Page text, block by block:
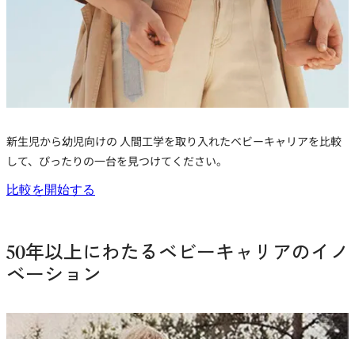
新生児から幼児向けの 人間工学を取り入れたベビーキャリアを比較
して、ぴったりの一台を見つけてください。
比較を開始する
50年以上にわたるベビーキャリアのイノ
ベーション